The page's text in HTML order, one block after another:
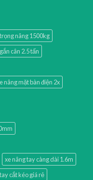
nâng 1500kg
cân 2.5 tấn
nâng mặt bàn điện 2x
xe nâng tay càng dài 1.6m
cắt kéo giá rẻ